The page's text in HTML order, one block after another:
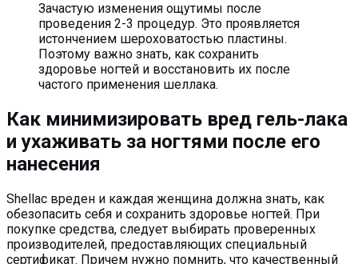
Зачастую изменения ощутимы после
проведения 2-3 процедур. Это проявляется
истончением шероховатостью пластины.
Поэтому важно знать, как сохранить
здоровье ногтей и восстановить их после
частого применения шеллака.
Как минимизировать вред гель-лака
и ухаживать за ногтями после его
нанесения
Shellac вреден и каждая женщина должна знать, как
обезопасить себя и сохранить здоровье ногтей. При
покупке средства, следует выбирать проверенных
производителей, предоставляющих специальный
сертификат. Причем нужно помнить, что качественный